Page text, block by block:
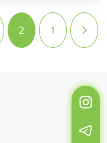
1
2